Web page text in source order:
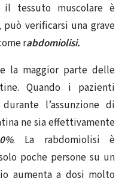
il tessuto muscolare è
può verificarsi una grave
rabdomiolisi.
la maggior parte delle
Quando i pazienti
l’assunzione di
ne sia effettivamente
. La rabdomiolisi è
poche persone su un
aumenta a dosi molto